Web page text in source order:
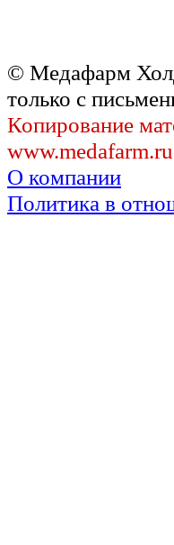
© Медафарм
только с
Копирование
О компании
Политика в